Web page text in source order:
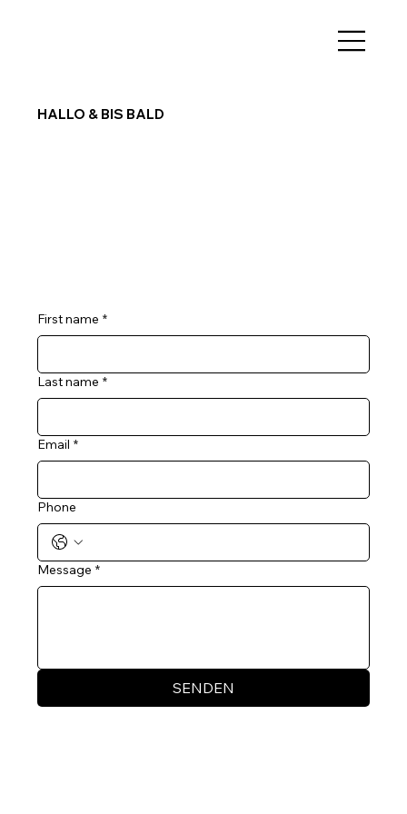
First name *
Last name *
Email *
Phone
Message *
SENDEN
HALLO & BIS BALD